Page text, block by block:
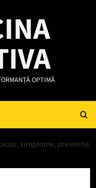
OPTIMĂ
simptome, preventie